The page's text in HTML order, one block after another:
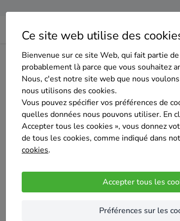
Ce site web utilise des
Bienvenue sur ce site Web, qui fait partie
probablement là parce que vous souhaitez
Nous, c'est notre site web que nous
nous utilisons des cookies.
Vous pouvez spécifier vos préférences de
quelles données nous pouvons utiliser. En
Accepter tous les cookies », vous donnez
de tous les cookies, comme indiqué dans
cookies.
Accepter tous les
Préférences sur les
Page d'accueil Aperçu des entreprises
Poly Concept Résine Sol
Pas encore d'évaluation
Poly Concept Résine Sol est
Polyuréthane pour le particulier et l'industrie.